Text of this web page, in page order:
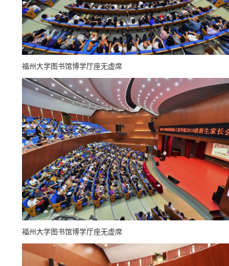
福州大学图书馆博学厅座无虚席
福州大学图书馆博学厅座无虚席